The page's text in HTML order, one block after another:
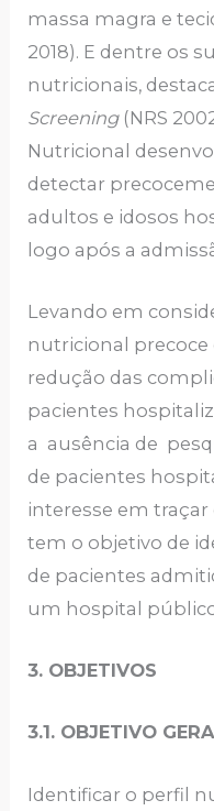
massa magra e
2018). E dentre os
nutricionais,
Screening (NRS
Nutricional
detectar
adultos e idosos
logo após a
Levando em
nutricional precoce
redução das
pacientes
a ausência de
de pacientes
interesse em traçar
tem o objetivo de
de pacientes
um hospital
3. OBJETIVOS
3.1. OBJETIVO
Identificar o perfil